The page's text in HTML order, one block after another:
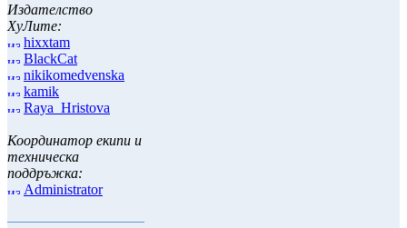
Издателство
ХуЛите:
hixxtam
BlackCat
nikikomedvenska
kamik
Raya_Hristova
Координатор екипи и
техническа
поддръжка:
Administrator